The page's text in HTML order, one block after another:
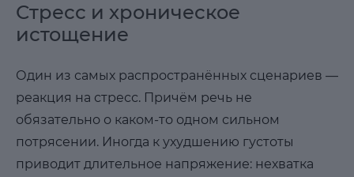
Стресс и хроническое
истощение
Один из самых распространённых сценариев —
реакция на стресс. Причём речь не
обязательно о каком-то одном сильном
потрясении. Иногда к ухудшению густоты
приводит длительное напряжение: нехватка